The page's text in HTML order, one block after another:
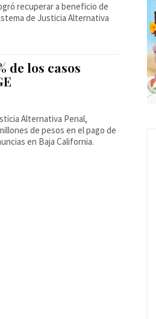
recuperar a beneficio de
de Justicia Alternativa
de los casos
Alternativa Penal,
de pesos en el pago de
en Baja California.